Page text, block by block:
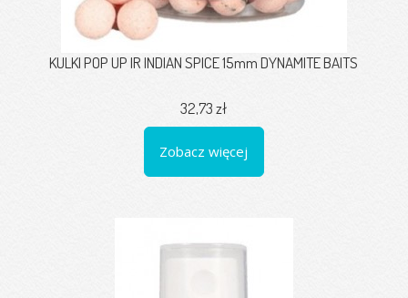
KULKI POP UP IR INDIAN SPICE 15mm DYNAMITE BAITS
32,73 zł
Zobacz więcej